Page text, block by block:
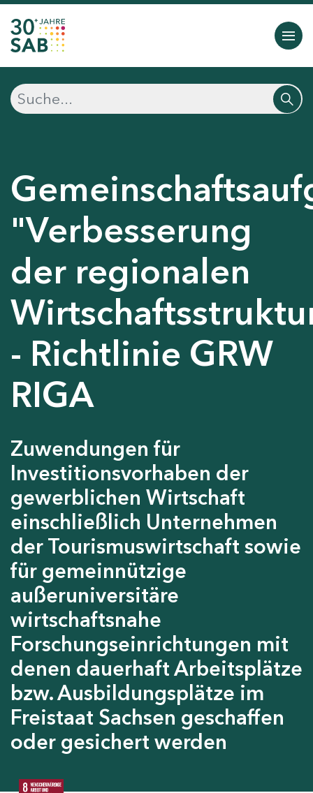
"Verbesserung
der regionalen
- Richtlinie GRW
RIGA
Zuwendungen für
Investitionsvorhaben der
gewerblichen Wirtschaft
einschließlich Unternehmen
der Tourismuswirtschaft sowie
für gemeinnützige
außeruniversitäre
wirtschaftsnahe
Forschungseinrichtungen mit
denen dauerhaft Arbeitsplätze
bzw. Ausbildungsplätze im
Freistaat Sachsen geschaffen
oder gesichert werden